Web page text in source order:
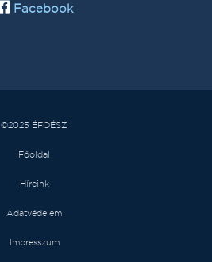
Facebook
©2025 ÉFOÉSZ
Főoldal
Híreink
Adatvédelem
Impresszum